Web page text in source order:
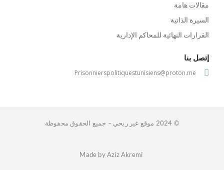
مقالات هامة
السيرة الذاتية
القرارات النهائية للمحاكم الإدارية
إتصل بنا
Prisonnierspolitiquestunisiens@proton.me
© 2024 موقع غير ربحي – جميع الحقوق محفوظة